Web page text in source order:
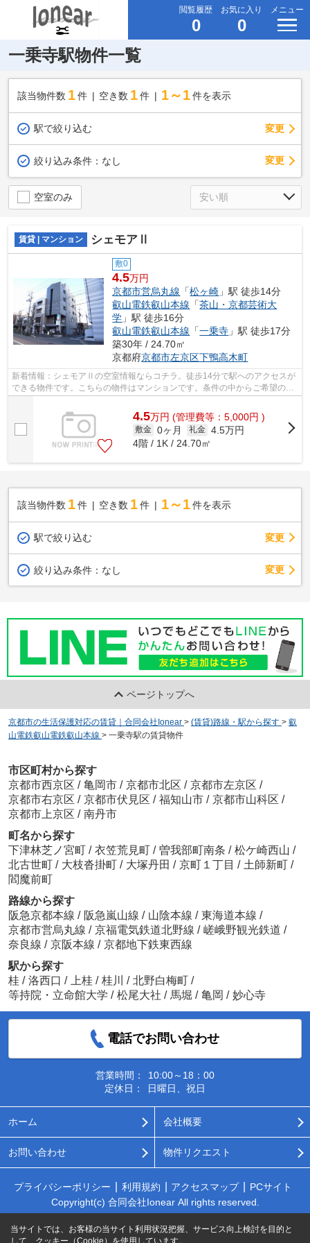
閲覧履歴
0
お気に入り
0
メニュー
一乗寺駅物件一覧
該当物件数 1件 空き数 1 件 1～1 件を表示
駅で絞り込む 変更
絞り込み条件： なし 変更
空室のみ
賃貸 | マンション シェモアⅡ
敷0
4.5万円
京都市営烏丸線 「松ヶ崎 」駅 徒歩14分
叡山電鉄叡山本線 「茶山・京都芸術大
学 」駅 徒歩16分
叡山電鉄叡山本線 「一乗寺 」駅 徒歩17分
築30年 / 24.70㎡
京都府京都市左京区下鴨高木町
新着情報：シェモアⅡの空室情報ならコチラ。徒歩14分で駅へのアクセスが
できる物件です。こちらの物件はマンションです。条件の中からご希望の物
4.5万円 (管理費等：5,000円 )
敷金 0ヶ月 礼金 4.5万円
4階 / 1K / 24.70㎡
該当物件数 1件 空き数 1 件 1～1 件を表示
駅で絞り込む 変更
絞り込み条件： なし 変更
ページトップへ
京都市の生活保護対応の賃貸｜合同会社Ionear > (賃貸)路線・駅から探す > 叡
山電鉄叡山電鉄叡山本線 > 一乗寺駅の賃貸物件
市区町村から探す
京都市西京区 / 亀岡市 / 京都市北区 / 京都市左京区 /
京都市右京区 / 京都市伏見区 / 福知山市 / 京都市山科区 /
京都市上京区 / 南丹市
町名から探す
下津林芝ノ宮町 / 衣笠荒見町 / 曽我部町南条 / 松ケ崎西山 /
北古世町 / 大枝沓掛町 / 大塚丹田 / 京町１丁目 / 土師新町 /
閻魔前町
路線から探す
阪急京都本線 / 阪急嵐山線 / 山陰本線 / 東海道本線 /
京都市営烏丸線 / 京福電気鉄道北野線 / 嵯峨野観光鉄道 /
奈良線 / 京阪本線 / 京都地下鉄東西線
駅から探す
桂 / 洛西口 / 上桂 / 桂川 / 北野白梅町 /
等持院・立命館大学 / 松尾大社 / 馬堀 / 亀岡 / 妙心寺
電話でお問い合わせ
営業時間：
10:00～18：00
定休日：
日曜日、祝日
ホーム 会社概要
お問い合わせ 物件リクエスト
プライバシーポリシー 利用規約 アクセスマップ
PCサイト
Copyright(c) 合同会社Ionear All rights reserved.
当サイトでは、お客様の当サイト利用状況把握、サービス向上検討を目的と
して、クッキー（Cookie）を使用しています。